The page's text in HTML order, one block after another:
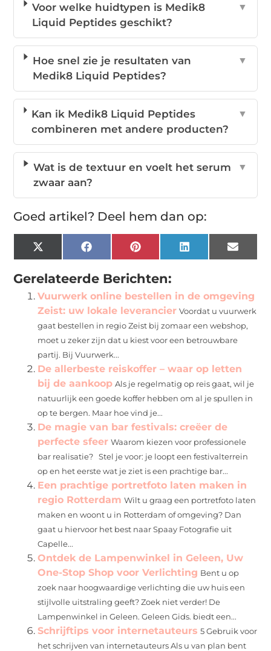
Voor welke huidtypen is Medik8
Liquid Peptides geschikt?
▼
Hoe snel zie je resultaten van
Medik8 Liquid Peptides?
▼
Kan ik Medik8 Liquid Peptides
combineren met andere producten?
▼
Wat is de textuur en voelt het serum
zwaar aan?
▼
Goed artikel? Deel hem dan op:
X
(Twitter)
FacebookPinterest LinkedIn Email
Gerelateerde Berichten:
Vuurwerk online bestellen in de omgeving
Zeist: uw lokale leverancier Voordat u vuurwerk
gaat bestellen in regio Zeist bij zomaar een webshop,
moet u zeker zijn dat u kiest voor een betrouwbare
partij. Bij Vuurwerk...
De allerbeste reiskoffer – waar op letten
bij de aankoop Als je regelmatig op reis gaat, wil je
natuurlijk een goede koffer hebben om al je spullen in
op te bergen. Maar hoe vind je...
De magie van bar festivals: creëer de
perfecte sfeer Waarom kiezen voor professionele
bar realisatie? Stel je voor: je loopt een festivalterrein
op en het eerste wat je ziet is een prachtige bar...
Een prachtige portretfoto laten maken in
regio Rotterdam Wilt u graag een portretfoto laten
maken en woont u in Rotterdam of omgeving? Dan
gaat u hiervoor het best naar Spaay Fotografie uit
Capelle...
Ontdek de Lampenwinkel in Geleen, Uw
One-Stop Shop voor Verlichting Bent u op
zoek naar hoogwaardige verlichting die uw huis een
stijlvolle uitstraling geeft? Zoek niet verder! De
Lampenwinkel in Geleen. Geleen Gids. biedt een...
Schrijftips voor internetauteurs 5 Gebruik voor
het schrijven van internetauteurs Als u van plan bent